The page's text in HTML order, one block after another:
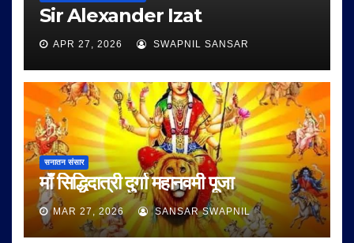
Sir Alexander Izat
APR 27, 2026 SWAPNIL SANSAR
सनातन संसार
माँ सिद्धिदात्री दुर्गा महानवमी पूजा
MAR 27, 2026 SANSAR SWAPNIL